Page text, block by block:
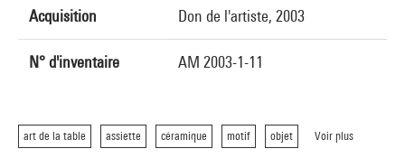
Acquisition Don de l'artiste, 2003
N° d'inventaire AM 2003-1-11
art de la table assiette céramique motif objet Voir plus